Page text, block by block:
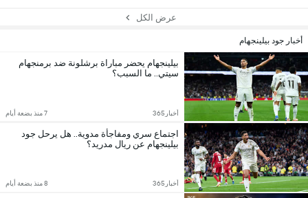
عرض الكل
أخبار جود بيلينجهام
بيلينجهام يحضر مباراة برشلونة ضد برمنجهام
سيتي.. ما السبب؟
أخبار365 7 منذ بضعة أيام
اجتماع سري ومفاجأة مدوية.. هل يرحل جود
بيلينجهام عن ريال مدريد؟
أخبار365 8 منذ بضعة أيام